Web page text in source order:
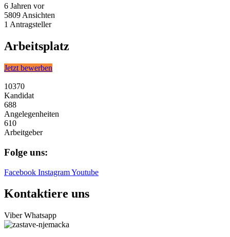
6 Jahren vor
5809 Ansichten
1 Antragsteller
Arbeitsplatz
Jetzt bewerben
10370
Kandidat
688
Angelegenheiten
610
Arbeitgeber
Folge uns:
Facebook InstagramYoutube
Kontaktiere uns
Viber Whatsapp